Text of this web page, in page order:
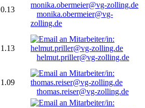
0.13
monika.obermeier@vg-
zolling.de
1.13
helmut.priller@vg-zolling.de
1.09
thomas.reiser@vg-zolling.de